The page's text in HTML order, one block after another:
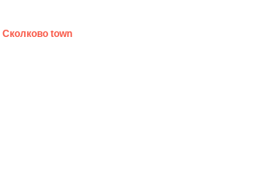
Сколково town